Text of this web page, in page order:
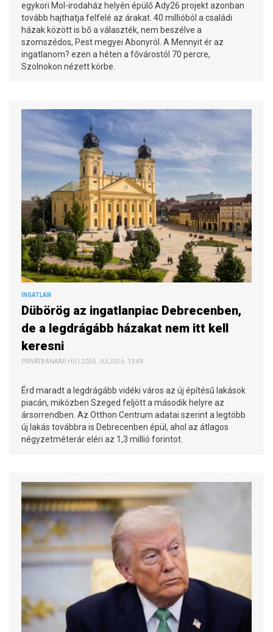
egykori Mol-irodaház helyén épülő Ady26 projekt azonban
tovább hajthatja felfelé az árakat. 40 millióból a családi
házak között is bő a választék, nem beszélve a
szomszédos, Pest megyei Abonyról. A Mennyit ér az
ingatlanom? ezen a héten a fővárostól 70 percre,
Szolnokon nézett körbe.
INGATLAN
Dübörög az ingatlanpiac Debrecenben,
de a legdrágább házakat nem itt kell
keresni
PRIVÁTBANKÁR.HU | 2026. JÚLIUS 6. 13:49
Érd maradt a legdrágább vidéki város az új építésű lakások
piacán, miközben Szeged feljött a második helyre az
ársorrendben. Az Otthon Centrum adatai szerint a legtöbb
új lakás továbbra is Debrecenben épül, ahol az átlagos
négyzetméterár eléri az 1,3 millió forintot.